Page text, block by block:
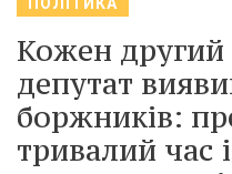
Кожен
депутат
боржників:
тривалий час